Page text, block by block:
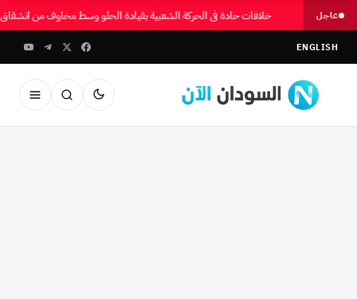
عاجل خلافات حادة في الحركة الشعبية بقيادة الحلو وسط مخاوف من
ENGLISH